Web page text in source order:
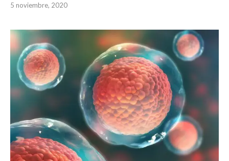
5 noviembre, 2020